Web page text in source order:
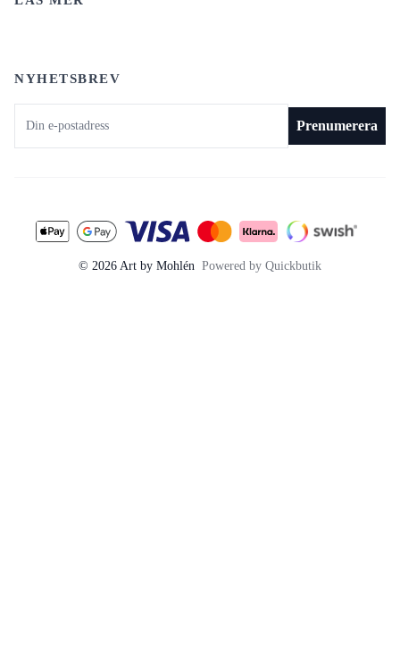
NYHETSBREV
Prenumerera
© 2026 Art by Mohlén Powered by Quickbutik